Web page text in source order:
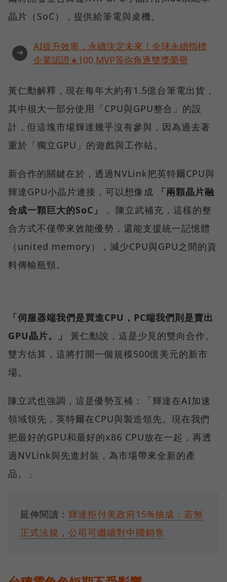
晶片（SoC），提供給筆電與桌機。
➜
AI提升效率，永續決定未來！全球永續指標
企業認證☀️100 MVP等你角逐雙獎榮譽
黃仁勳解釋，現在每年大約有1.5億台筆電出貨，
其中很大一部分使用「CPU與GPU整合」的設
計，但這塊市場輝達幾乎沒有參與，因為過去著
重於「獨立GPU」的遊戲與工作站。
新合作的關鍵在於，透過NVLink把英特爾CPU與
輝達GPU小晶片連接，可以想像成
「兩顆晶片融
合成一顆巨大的SoC」
。陳立武補充，這樣的整
合方式不僅帶來效能優勢，還能支援統一記憶體
（united memory），減少CPU與GPU之間的資
料傳輸瓶頸。
「伺服器端我們是買進CPU，PC端我們則是賣出
GPU晶片。」
黃仁勳說，這是少見的雙向合作。
雙方估算，這將打開一個規模500億美元的新市
場。
陳立武也強調，這是優勢互補：「輝達在AI加速
領域領先，英特爾在CPU與製造領先。現在我們
把最好的GPU和最好的x86 CPU放在一起，再透
過NVLink與先進封裝，為市場帶來全新的產
品。」
延伸閱讀： 輝達拒付美政府15%抽成：若無
正式法規，公司可繼續對中國銷售